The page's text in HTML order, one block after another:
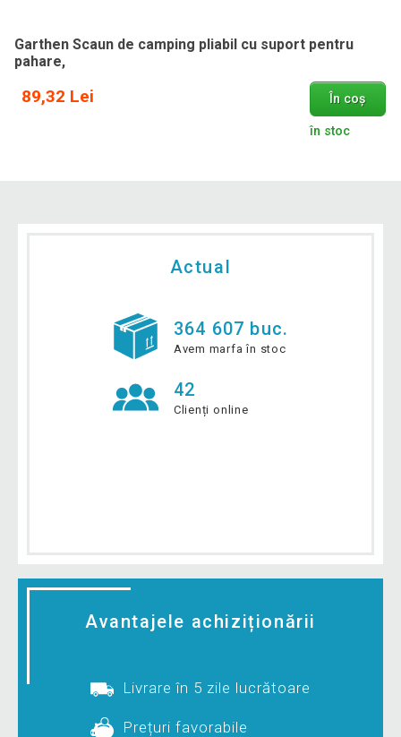
Garthen Scaun de camping pliabil cu suport pentru
pahare,
89,32 Lei În coș
în stoc
Actual
364 607 buc.
Avem marfa în stoc
42
Clienți online
Avantajele achiziționării
Livrare în 5 zile lucrătoare
Prețuri favorabile